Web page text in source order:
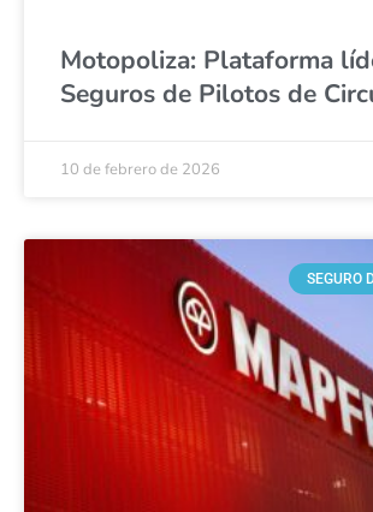
Motopoliza: Plataforma
Seguros de Pilotos de
10 de febrero de 2026
SEGURO